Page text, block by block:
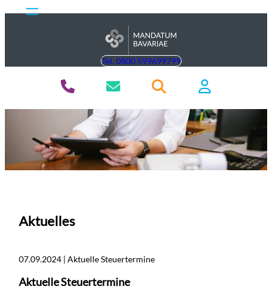
Tel. 0800 599699799
Aktuelles
07.09.2024 | Aktuelle Steuertermine
Aktuelle Steuertermine